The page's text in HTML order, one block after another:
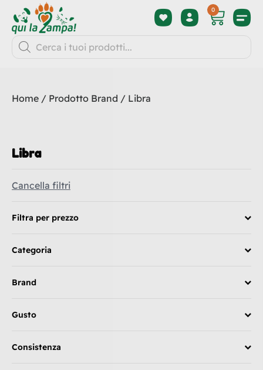
0
Home / Prodotto Brand / Libra
Libra
Cancella filtri
Filtra per prezzo
Categoria
Brand
Gusto
Consistenza